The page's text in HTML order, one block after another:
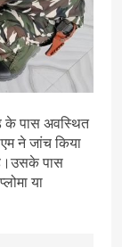
के पास अवस्थित
ने जांच किया
है।उसके पास
या